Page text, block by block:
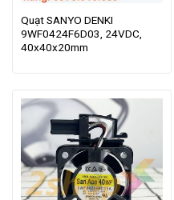
Quạt SANYO DENKI
9WF0424F6D03, 24VDC,
40x40x20mm